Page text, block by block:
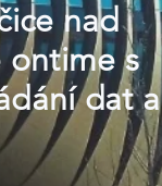
nad
ontime s
dat a